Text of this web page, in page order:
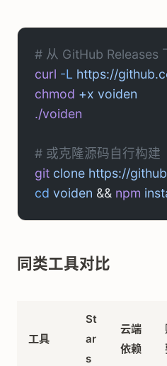
# 从 GitHub Releases
curl -L https://
chmod +x voiden
./voiden
# 或克隆源码自行构建
git clone https://
cd voiden && npm
同类工具对比
工具
St
ar
s
云端
依赖